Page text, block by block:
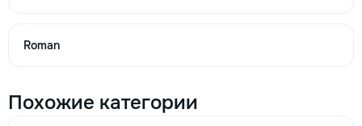
338
Roman
Похожие категории